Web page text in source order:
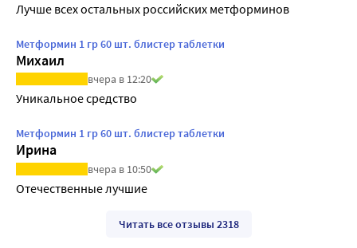
Лучше всех остальных российских метформинов
Метформин 1 гр 60 шт. блистер таблетки
Михаил
вчера в 12:20
Уникальное средство
Метформин 1 гр 60 шт. блистер таблетки
Ирина
вчера в 10:50
Отечественные лучшие
Читать все отзывы 2318